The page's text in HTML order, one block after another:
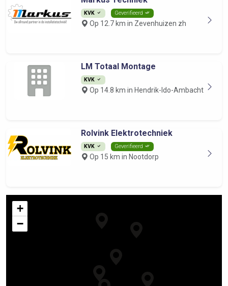
KVK Geverifieerd
Op 12.7 km in Zevenhuizen zh
LM Totaal Montage
KVK
Op 14.8 km in Hendrik-Ido-Ambacht
Rolvink Elektrotechniek
KVK Geverifieerd
Op 15 km in Nootdorp
+
−